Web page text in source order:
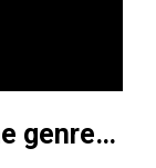
genre…